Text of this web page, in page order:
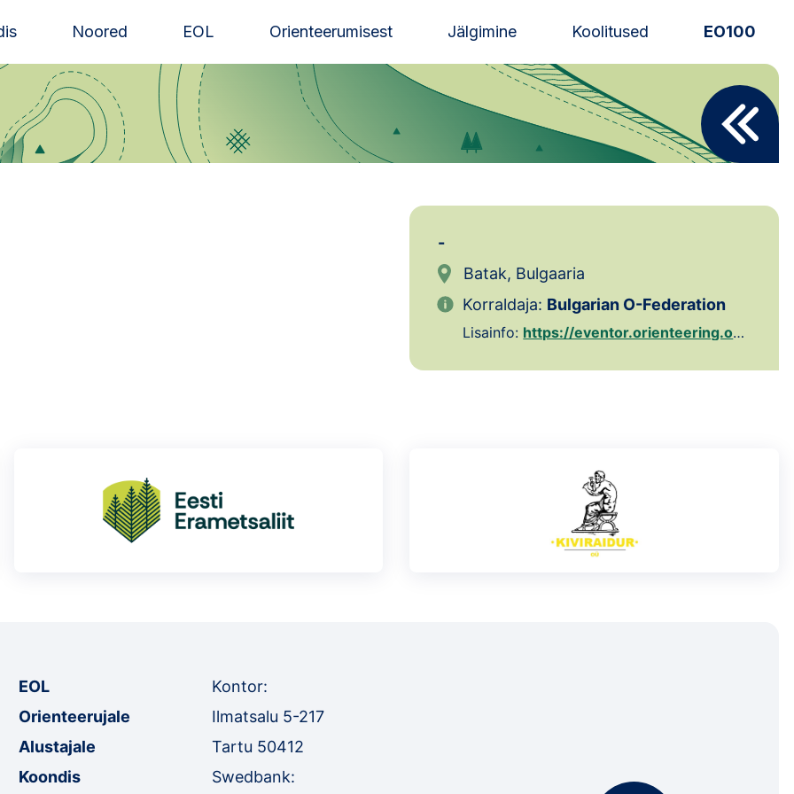
Noored EOL Orienteerumisest Jälgimine Koolitused EO100
Uudised
Alustajale
Toetamine
Telli litsents!
-
Batak, Bulgaaria
Korraldaja: Bulgarian O-Federation
Lisainfo: https://eventor.orienteering.org/Events/Show/8693
EOL
Orienteerujale
Alustajale
Koondis
Kontor:
Ilmatsalu 5-217
Tartu 50412
Swedbank: